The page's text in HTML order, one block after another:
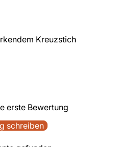
Kreuzstich
erste Bewertung
schreiben